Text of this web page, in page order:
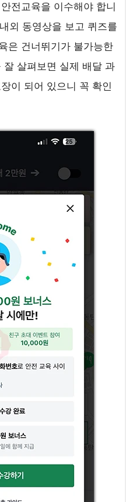
전교육을 이수해야 합니
외 동영상을 보고 퀴즈를
은 건너뛰기가 불가능한
살펴보면 실제 배달 과
이 되어 있으니 꼭 확인